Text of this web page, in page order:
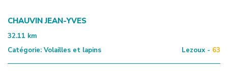
CHAUVIN JEAN-YVES
32.11 km
Catégorie: Volailles et lapins Lezoux - 63